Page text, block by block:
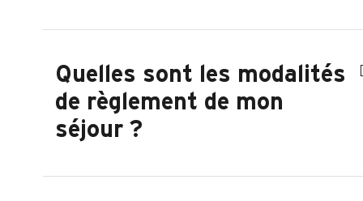
Quelles sont les modalités
de règlement de mon
séjour ?